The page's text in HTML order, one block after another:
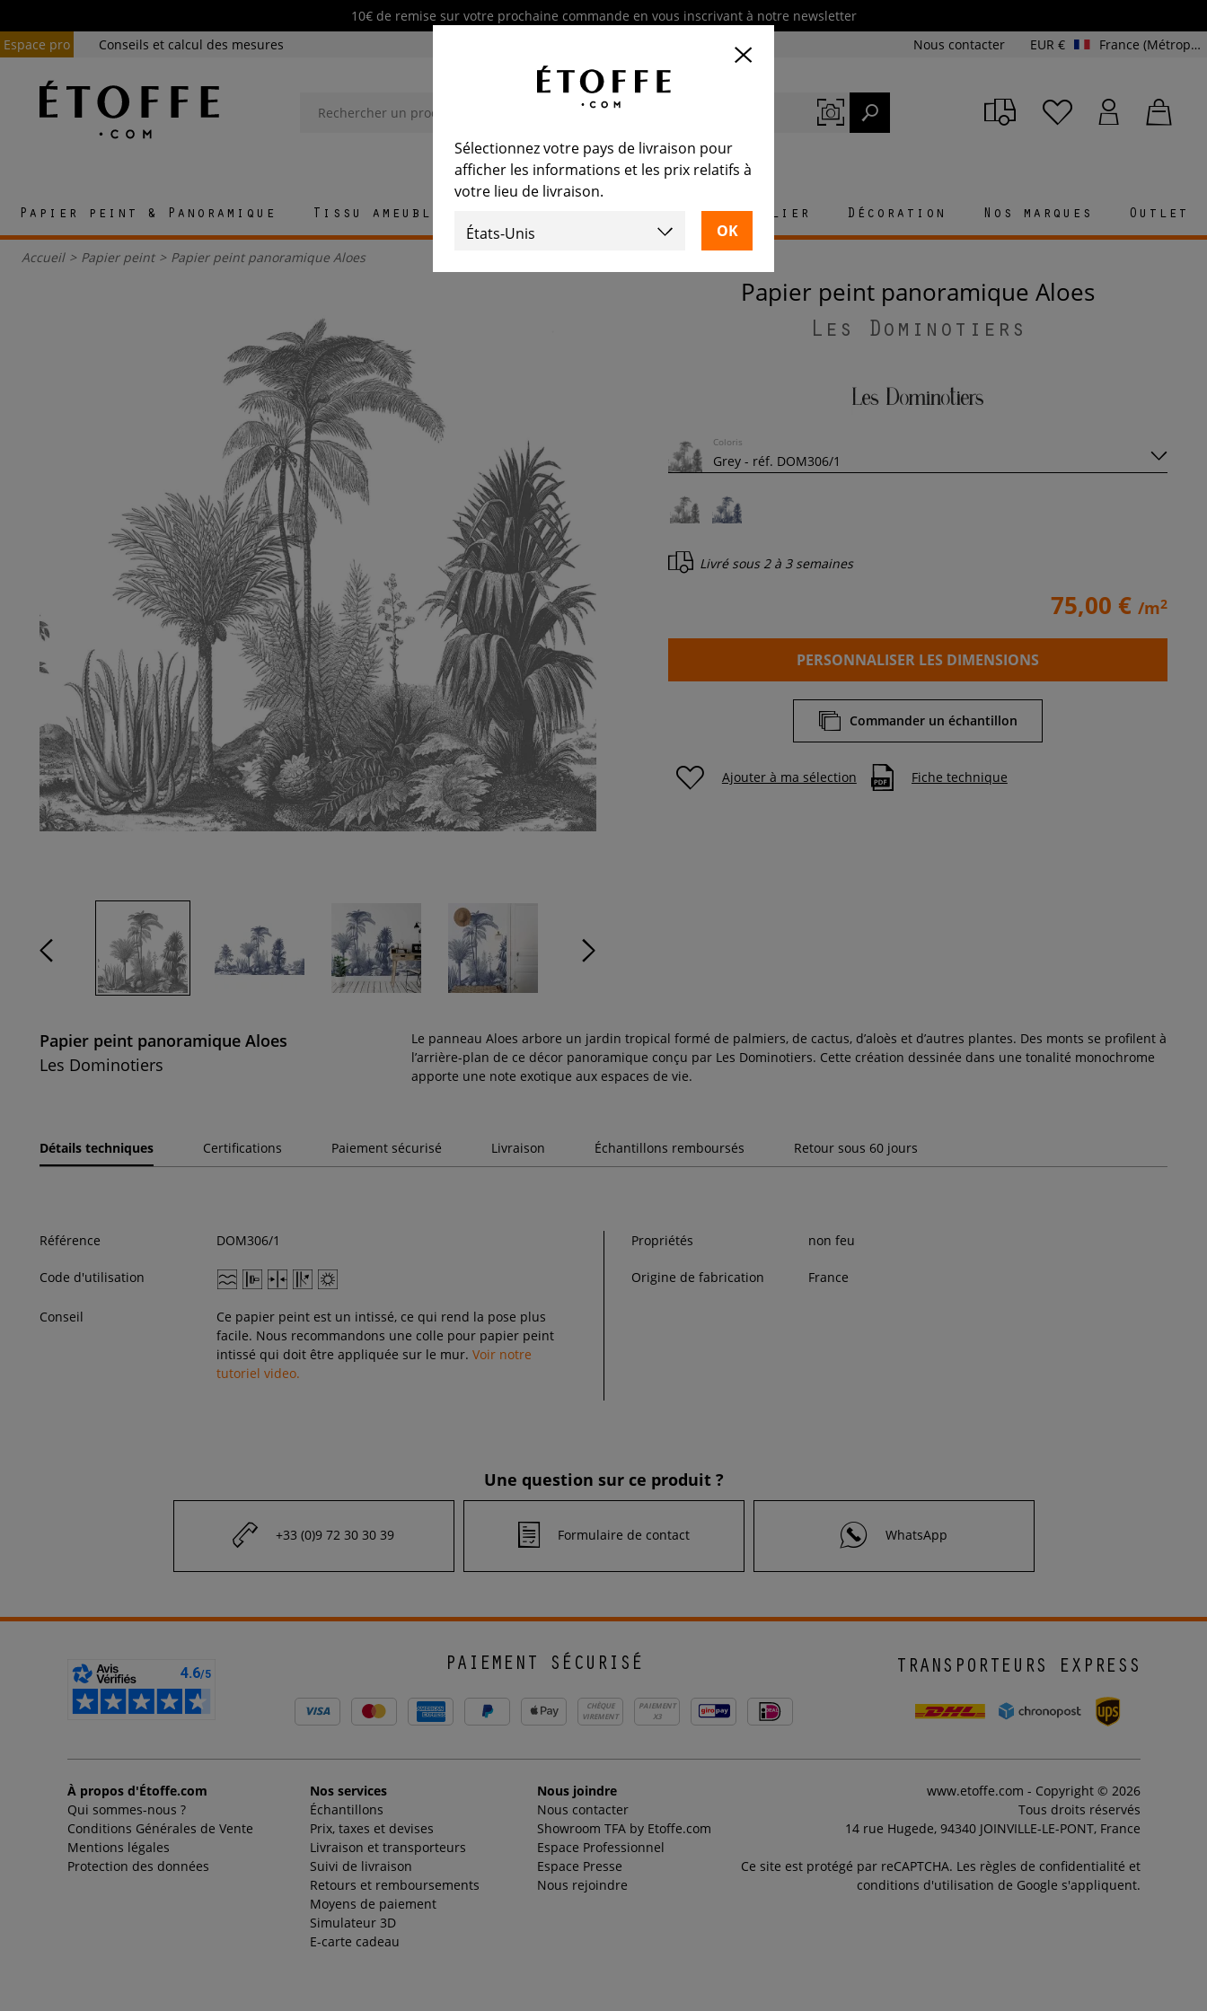
10€ de remise sur votre prochaine commande en vous inscrivant à notre newsletter
Espace pro
Conseils et calcul des mesures Nous contacter EUR € France (Métropolitaine et Corse)
Papier peint & Panoramique Tissu ameublement Mobilier Décoration Nos marques Outlet
Accueil > Papier peint > Papier peint panoramique Aloes
Papier peint panoramique Aloes
Les Dominotiers
Coloris
Livré sous 2 à 3 semaines
75,00 € /m2
PERSONNALISER LES DIMENSIONS
Commander un échantillon
Ajouter à ma sélection Fiche technique
Papier peint panoramique Aloes
Les Dominotiers
Le panneau Aloes arbore un jardin tropical formé de palmiers, de cactus, d’aloès et d’autres plantes. Des monts se profilent à
l’arrière-plan de ce décor panoramique conçu par Les Dominotiers. Cette création dessinée dans une tonalité monochrome
apporte une note exotique aux espaces de vie.
Détails techniques Certifications Paiement sécurisé Livraison Échantillons remboursés Retour sous 60 jours
Référence DOM306/1
Code d'utilisation
Conseil
Ce papier peint est un intissé, ce qui rend la pose plus
facile. Nous recommandons une colle pour papier peint
intissé qui doit être appliquée sur le mur.Voir notre
tutoriel video.
Propriétés non feu
Origine de fabrication France
Une question sur ce produit ?
+33 (0)9 72 30 30 39 Formulaire de contact WhatsApp
PAIEMENT SÉCURISÉ
CHÈQUE
VIREMENT
PAIEMENT
X3
TRANSPORTEURS EXPRESS
À propos d'Étoffe.com
Qui sommes-nous ?
Conditions Générales de Vente
Mentions légales
Protection des données
Nos services
Échantillons
Prix, taxes et devises
Livraison et transporteurs
Suivi de livraison
Retours et remboursements
Moyens de paiement
Simulateur 3D
E-carte cadeau
Nous joindre
Nous contacter
Showroom TFA by Etoffe.com
Espace Professionnel
Espace Presse
Nous rejoindre
www.etoffe.com - Copyright © 2026
Tous droits réservés
14 rue Hugede, 94340 JOINVILLE-LE-PONT, France
Ce site est protégé par reCAPTCHA. Les règles de confidentialité et
conditions d'utilisation de Google s'appliquent.
Sélectionnez votre pays de livraison pour
afficher les informations et les prix relatifs à
votre lieu de livraison.